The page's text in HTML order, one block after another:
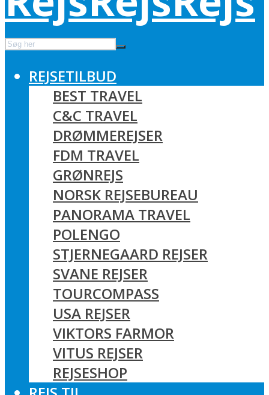
REJSETILBUD
BEST TRAVEL
C&C TRAVEL
DRØMMEREJSER
FDM TRAVEL
GRØNREJS
NORSK REJSEBUREAU
PANORAMA TRAVEL
POLENGO
STJERNEGAARD REJSER
SVANE REJSER
TOURCOMPASS
USA REJSER
VIKTORS FARMOR
VITUS REJSER
REJSESHOP